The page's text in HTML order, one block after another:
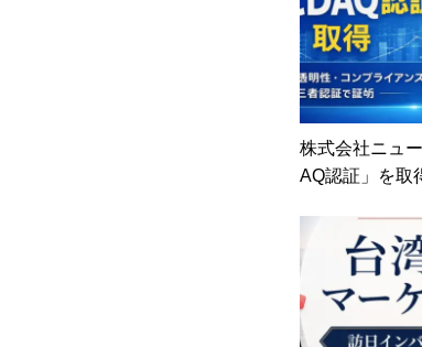
株式会社ニュ
AQ認証」を取
者評価で証明